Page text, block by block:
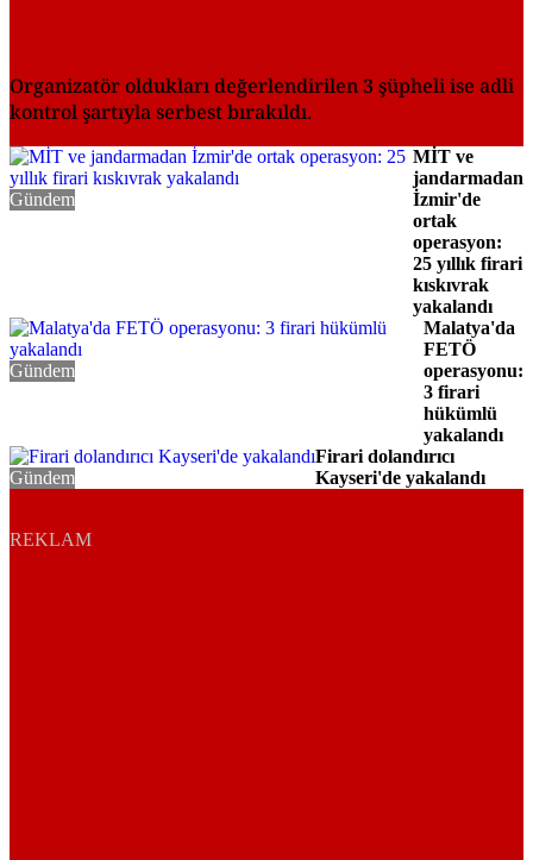
Organizatör oldukları değerlendirilen 3 şüpheli ise adli
kontrol şartıyla serbest bırakıldı.
Gündem
MİT ve
jandarmadan
İzmir'de
ortak
operasyon:
25 yıllık firari
kıskıvrak
yakalandı
Gündem
Malatya'da
FETÖ
operasyonu:
3 firari
hükümlü
yakalandı
Gündem
Firari dolandırıcı
Kayseri'de yakalandı
REKLAM